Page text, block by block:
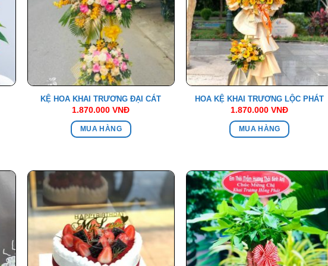
KỆ HOA KHAI TRƯƠNG ĐẠI CÁT
1.870.000VNĐ
MUA HÀNG
HOA KỆ KHAI TRƯƠNG LỘC PHÁT
1.870.000VNĐ
MUA HÀNG